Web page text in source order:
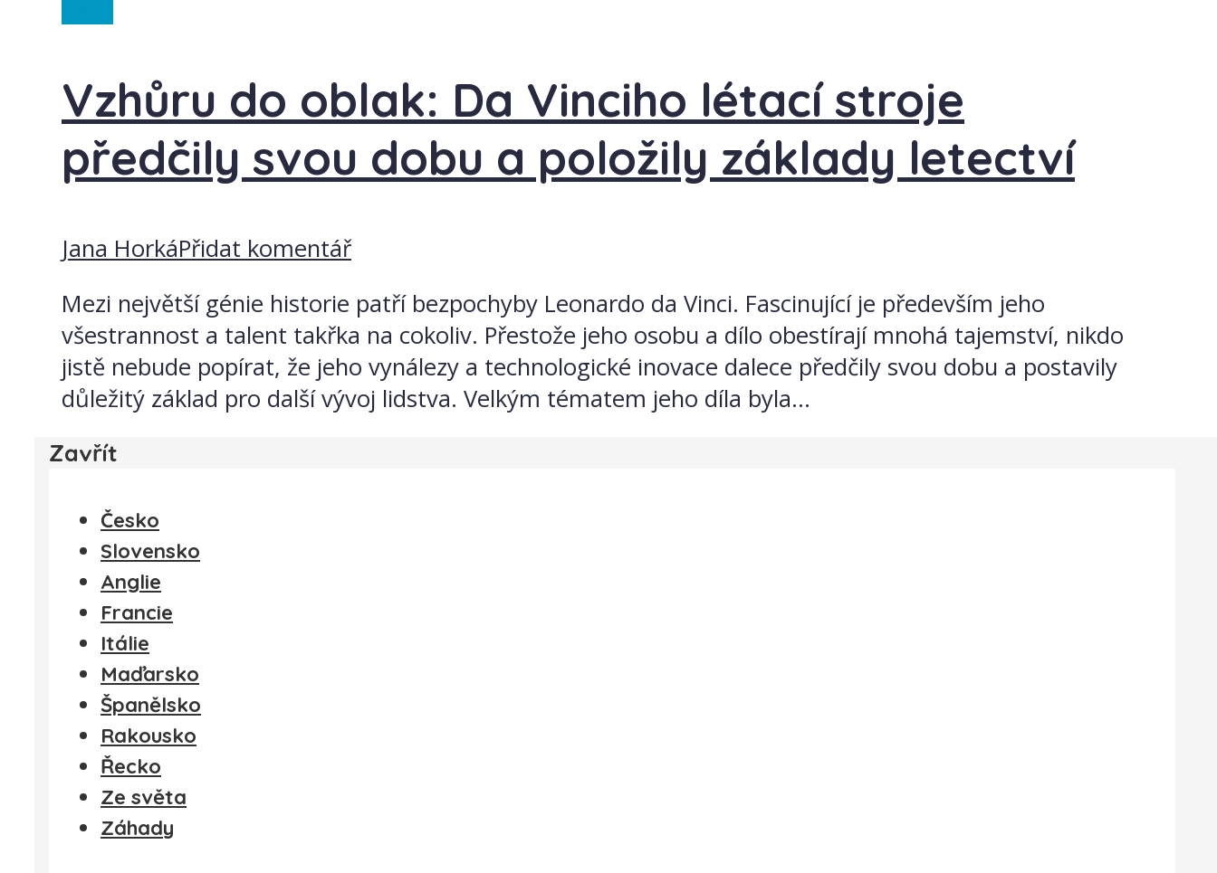
Vzhůru do oblak: Da Vinciho létací stroje
předčily svou dobu a položily základy letectví
Jana HorkáPřidat komentář
Mezi největší génie historie patří bezpochyby Leonardo da Vinci. Fascinující je především jeho
všestrannost a talent takřka na cokoliv. Přestože jeho osobu a dílo obestírají mnohá tajemství, nikdo
jistě nebude popírat, že jeho vynálezy a technologické inovace dalece předčily svou dobu a postavily
důležitý základ pro další vývoj lidstva. Velkým tématem jeho díla byla...
Zavřít
Česko
Slovensko
Anglie
Francie
Itálie
Maďarsko
Španělsko
Rakousko
Řecko
Ze světa
Záhady